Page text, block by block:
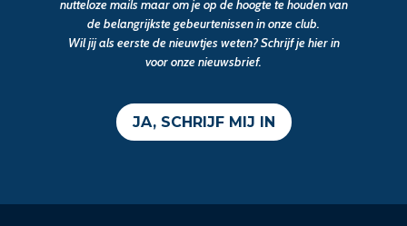
nutteloze mails maar om je op de hoogte te houden van
de belangrijkste gebeurtenissen in onze club.
Wil jij als eerste de nieuwtjes weten? Schrijf je hier in
voor onze nieuwsbrief.
JA, SCHRIJF MIJ IN